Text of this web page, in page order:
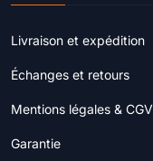
Livraison et expédition
Échanges et retours
Mentions légales & CGV
Garantie